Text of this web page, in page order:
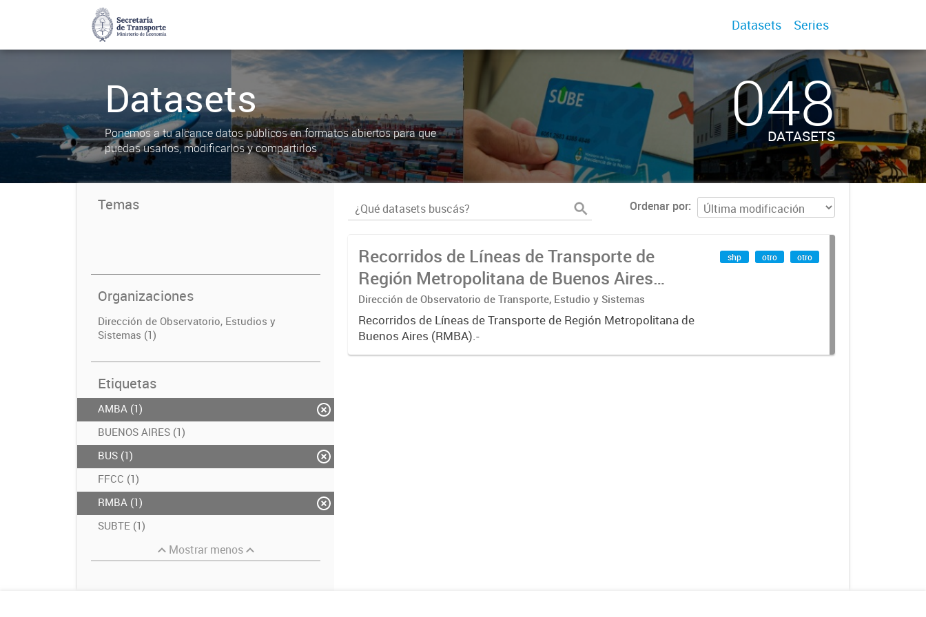
Datasets Series
Datasets
Ponemos a tu alcance datos públicos en formatos abiertos para que
puedas usarlos, modificarlos y compartirlos
048
DATASETS
Temas
Organizaciones
Dirección de Observatorio, Estudios y
Sistemas (1)
Etiquetas
AMBA (1)
BUENOS AIRES (1)
BUS (1)
FFCC (1)
RMBA (1)
SUBTE (1)
Mostrar menos
Ordenar por
Recorridos de Líneas de Transporte de
Región Metropolitana de Buenos Aires
(RMBA)
Dirección de Observatorio de Transporte, Estudio y Sistemas
Recorridos de Líneas de Transporte de Región Metropolitana de
Buenos Aires (RMBA).-
shp otro otro